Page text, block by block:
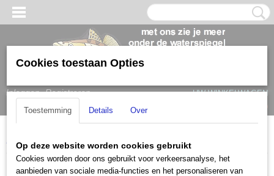
Inloggen Registreren
UW WINKELWAGEN
(0)
Home > Simrad > Simrad Cruise > Simrad Cruise 5
Cookies toestaan Opties
Toestemming Details Over
Op deze website worden cookies gebruikt
Cookies worden door ons gebruikt voor verkeersanalyse, het
aanbieden van sociale media-functies en het personaliseren van